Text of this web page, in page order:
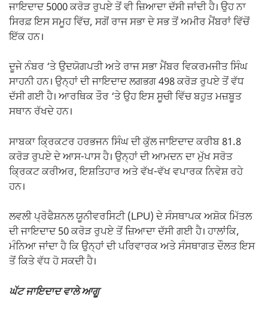
ਜਾਇਦਾਦ 5000 ਕਰੋੜ ਰੁਪਏ ਤੋਂ ਵੀ ਜ਼ਿਆਦਾ ਦੱਸੀ ਜਾਂਦੀ ਹੈ। ਉਹ ਨਾ
ਸਿਰਫ਼ ਇਸ ਸਮੂਹ ਵਿੱਚ, ਸਗੋਂ ਰਾਜ ਸਭਾ ਦੇ ਸਭ ਤੋਂ ਅਮੀਰ ਮੈਂਬਰਾਂ ਵਿੱਚੋਂ
ਇੱਕ ਹਨ।
ਦੂਜੇ ਨੰਬਰ ‘ਤੇ ਉਦਯੋਗਪਤੀ ਅਤੇ ਰਾਜ ਸਭਾ ਮੈਂਬਰ ਵਿਕਰਮਜੀਤ ਸਿੰਘ
ਸਾਹਨੀ ਹਨ। ਉਨ੍ਹਾਂ ਦੀ ਜਾਇਦਾਦ ਲਗਭਗ 498 ਕਰੋੜ ਰੁਪਏ ਤੋਂ ਵੱਧ
ਦੱਸੀ ਗਈ ਹੈ। ਆਰਥਿਕ ਤੌਰ ‘ਤੇ ਉਹ ਇਸ ਸੂਚੀ ਵਿੱਚ ਬਹੁਤ ਮਜ਼ਬੂਤ
ਸਥਾਨ ਰੱਖਦੇ ਹਨ।
ਸਾਬਕਾ ਕ੍ਰਿਕਟਰ ਹਰਭਜਨ ਸਿੰਘ ਦੀ ਕੁੱਲ ਜਾਇਦਾਦ ਕਰੀਬ 81.8
ਕਰੋੜ ਰੁਪਏ ਦੇ ਆਸ-ਪਾਸ ਹੈ। ਉਨ੍ਹਾਂ ਦੀ ਆਮਦਨ ਦਾ ਮੁੱਖ ਸਰੋਤ
ਕ੍ਰਿਕਟ ਕਰੀਅਰ, ਇਸ਼ਤਿਹਾਰ ਅਤੇ ਵੱਖ-ਵੱਖ ਵਪਾਰਕ ਨਿਵੇਸ਼ ਰਹੇ
ਹਨ।
ਲਵਲੀ ਪ੍ਰੋਫੈਸ਼ਨਲ ਯੂਨੀਵਰਸਿਟੀ (LPU) ਦੇ ਸੰਸਥਾਪਕ ਅਸ਼ੋਕ ਮਿੱਤਲ
ਦੀ ਜਾਇਦਾਦ 50 ਕਰੋੜ ਰੁਪਏ ਤੋਂ ਜ਼ਿਆਦਾ ਦੱਸੀ ਗਈ ਹੈ। ਹਾਲਾਂਕਿ,
ਮੰਨਿਆ ਜਾਂਦਾ ਹੈ ਕਿ ਉਨ੍ਹਾਂ ਦੀ ਪਰਿਵਾਰਕ ਅਤੇ ਸੰਸਥਾਗਤ ਦੌਲਤ ਇਸ
ਤੋਂ ਕਿਤੇ ਵੱਧ ਹੋ ਸਕਦੀ ਹੈ।
ਘੱਟ ਜਾਇਦਾਦ ਵਾਲੇ ਆਗੂ